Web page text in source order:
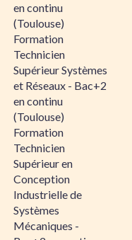
en continu
(Toulouse)
Formation
Technicien
Supérieur Systèmes
et Réseaux - Bac+2
en continu
(Toulouse)
Formation
Technicien
Supérieur en
Conception
Industrielle de
Systèmes
Mécaniques -